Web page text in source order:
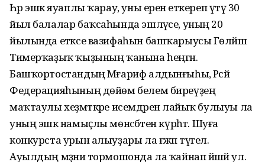
Һәр эшкә яуаплы ҡарау, уны еренә еткереп үтәү 30
йыл балалар баҡсаһында эшләүсе, уның 20
йылында етәксе вазифаһын башҡарыусы Гөләйшә
Тимерҡаҙыҡ ҡыҙының ҡанына һеңгән.
Башҡортостандың Мәғариф алдынғыһы, Рәсәй
Федерацияһының дөйөм белем биреүҙең
маҡтаулы хеҙмәткәре исемдәренә лайыҡ булыуы ла
уның эшкә намыҫлы мөнәсәбәтен күрһәтә. Шуға
конкурста урын алыуҙары ла ғәжәп түгел.
Ауылдың мәҙәни тормошонда ла ҡайнап йәшәй ул.